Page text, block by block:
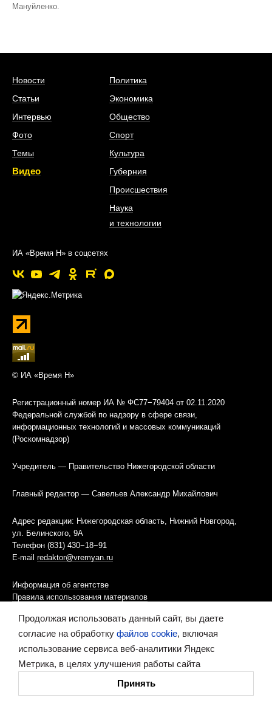
Мануйленко.
Новости
Статьи
Интервью
Фото
Темы
Видео
Политика
Экономика
Общество
Спорт
Культура
Губерния
Происшествия
Наука
и технологии
ИА «Время Н» в соцсетях
© ИА «Время Н»
Регистрационный номер ИА № ФС77−79404 от 02.11.2020
Федеральной службой по надзору в сфере связи,
информационных технологий и массовых коммуникаций
(Роскомнадзор)
Учредитель — Правительство Нижегородской области
Главный редактор — Савельев Александр Михайлович
Адрес редакции: Нижегородская область, Нижний Новгород,
ул. Белинского, 9А
Телефон (831) 430−18−91
E-mail redaktor@vremyan.ru
Информация об агентстве
Правила использования материалов
Информационная политика использования «cookies»-файлов
Ресурс содержит материалы 16+
Продолжая использовать данный сайт, вы даете
согласие на обработку файлов cookie, включая
использование сервиса веб-аналитики Яндекс
Метрика, в целях улучшения работы сайта
Принять